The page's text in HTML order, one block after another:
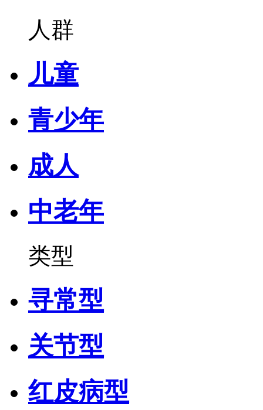
人群
儿童
青少年
成人
中老年
类型
寻常型
关节型
红皮病型